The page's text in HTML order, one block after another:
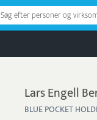
Søg efter personer og
Lars Engell
BLUE POCKET